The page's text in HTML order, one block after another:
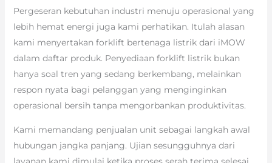
Pergeseran kebutuhan industri menuju operasional yang
lebih hemat energi juga kami perhatikan. Itulah alasan
kami menyertakan forklift bertenaga listrik dari iMOW
dalam daftar produk. Penyediaan forklift listrik bukan
hanya soal tren yang sedang berkembang, melainkan
respon nyata bagi pelanggan yang menginginkan
operasional bersih tanpa mengorbankan produktivitas.
Kami memandang penjualan unit sebagai langkah awal
hubungan jangka panjang. Ujian sesungguhnya dari